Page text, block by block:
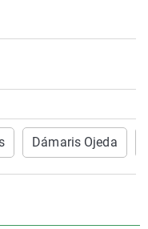
Gente viajera
Retornados
Galicia
País Vasco
Televisión
Dámaris Ojeda